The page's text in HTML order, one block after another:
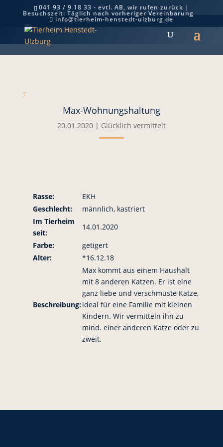
041 93 / 9 18 33 - evtl. AB, wir rufen zurück |
Besuchszeit: Täglich nach vorheriger Vereinbarung
info@tierheim-henstedt-ulzburg.de
Max-Wohnungshaltung
7
Max-Wohnungshaltung
20.01.2020| Glücklich vermittelt
Rasse:
EKH
Geschlecht:
männlich, kastriert
Im Tierheim
seit:
14.01.2020
Farbe:
getigert
Alter:
*16.12.18
Beschreibung:
Max kommt aus einem Haushalt
mit 8 anderen Katzen. Er ist eine
ganz liebe und verschmuste Katze,
ideal für eine Familie mit kleinen
Kindern. Wir vermitteln ihn zu
mind. einer anderen Katze oder zu
zweit.